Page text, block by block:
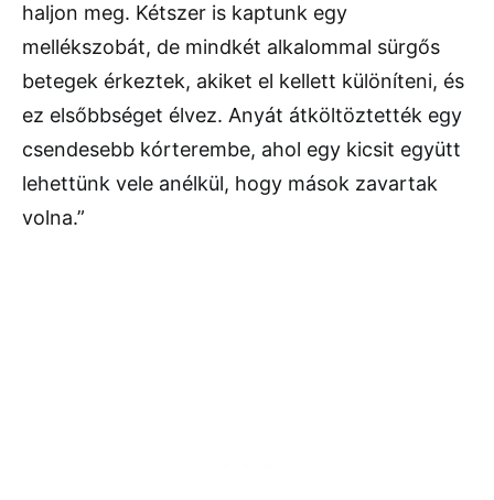
haljon meg. Kétszer is kaptunk egy
mellékszobát, de mindkét alkalommal sürgős
betegek érkeztek, akiket el kellett különíteni, és
ez elsőbbséget élvez. Anyát átköltöztették egy
csendesebb kórterembe, ahol egy kicsit együtt
lehettünk vele anélkül, hogy mások zavartak
volna.”